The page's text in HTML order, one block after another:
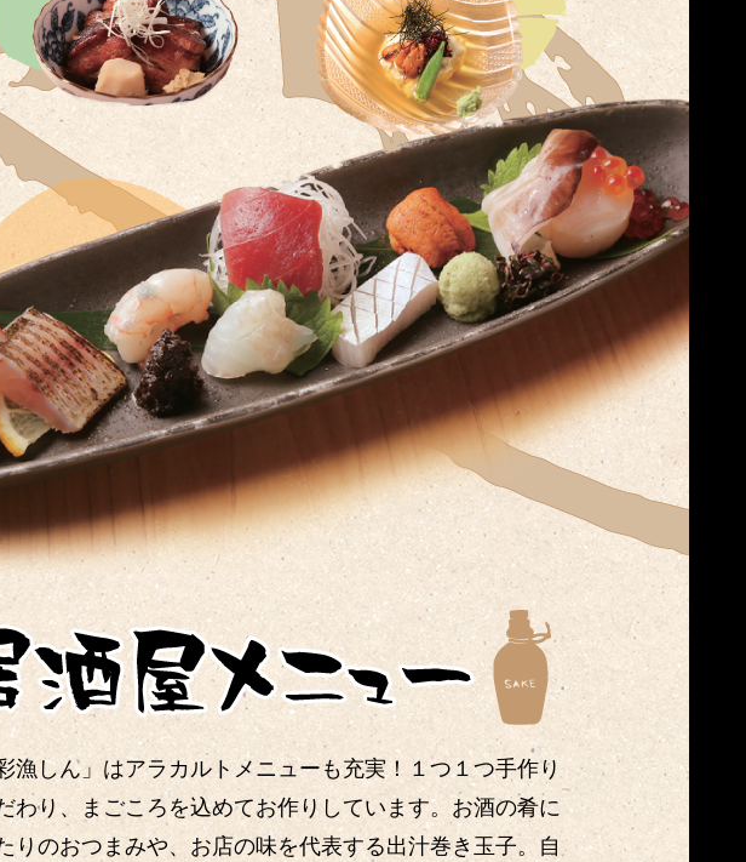
漁しん」はアラカルトメニューも充実！１つ１つ手作り
わり、まごころを込めてお作りしています。お酒の肴に
りのおつまみや、お店の味を代表する出汁巻き玉子。自